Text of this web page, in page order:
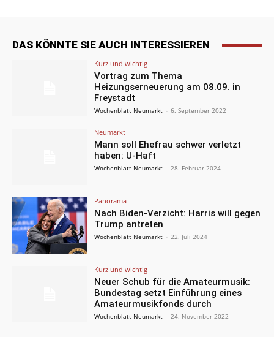
DAS KÖNNTE SIE AUCH INTERESSIEREN
Kurz und wichtig
Vortrag zum Thema
Heizungserneuerung am 08.09. in
Freystadt
Wochenblatt Neumarkt - 6. September 2022
Neumarkt
Mann soll Ehefrau schwer verletzt
haben: U-Haft
Wochenblatt Neumarkt - 28. Februar 2024
Panorama
Nach Biden-Verzicht: Harris will gegen
Trump antreten
Wochenblatt Neumarkt - 22. Juli 2024
Kurz und wichtig
Neuer Schub für die Amateurmusik:
Bundestag setzt Einführung eines
Amateurmusikfonds durch
Wochenblatt Neumarkt - 24. November 2022